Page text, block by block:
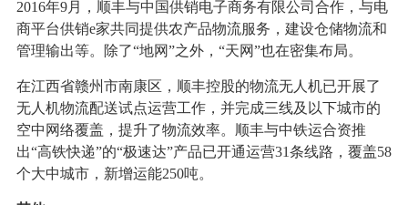
2016年9月，顺丰与中国供销电子商务有限公司合作，与电
商平台供销e家共同提供农产品物流服务，建设仓储物流和
管理输出等。除了“地网”之外，“天网”也在密集布局。
在江西省赣州市南康区，顺丰控股的物流无人机已开展了
无人机物流配送试点运营工作，并完成三线及以下城市的
空中网络覆盖，提升了物流效率。顺丰与中铁运合资推
出“高铁快递”的“极速达”产品已开通运营31条线路，覆盖58
个大中城市，新增运能250吨。